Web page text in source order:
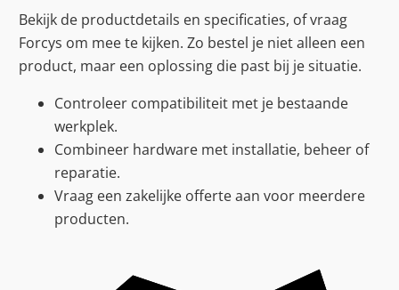
Bekijk de productdetails en specificaties, of vraag
Forcys om mee te kijken. Zo bestel je niet alleen een
product, maar een oplossing die past bij je situatie.
Controleer compatibiliteit met je bestaande
werkplek.
Combineer hardware met installatie, beheer of
reparatie.
Vraag een zakelijke offerte aan voor meerdere
producten.